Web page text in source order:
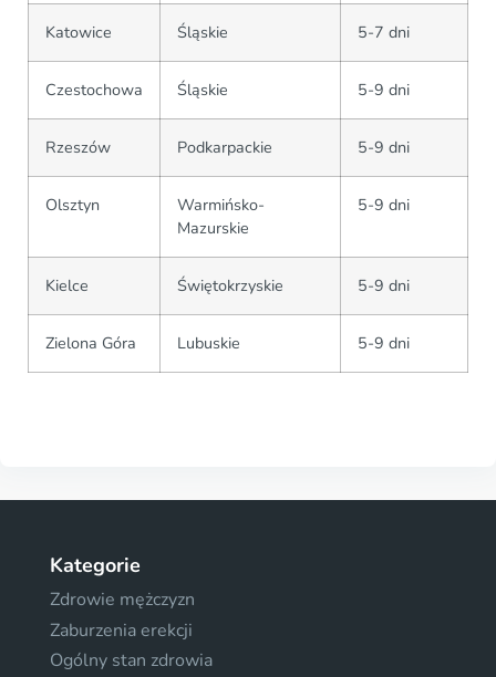
Katowice Śląskie 5-7 dni
Czestochowa Śląskie 5-9 dni
Rzeszów Podkarpackie 5-9 dni
Olsztyn
Warmińsko-
Mazurskie
5-9 dni
Kielce Świętokrzyskie 5-9 dni
Zielona Góra Lubuskie 5-9 dni
Kategorie
Zdrowie mężczyzn
Zaburzenia erekcji
Ogólny stan zdrowia